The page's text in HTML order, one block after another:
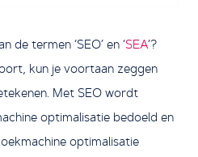
de termen ‘SEO’ en ‘SEA’?
kun je voortaan zeggen
Met SEO wordt
optimalisatie bedoeld en
optimalisatie